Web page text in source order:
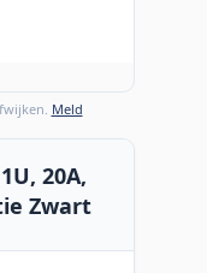
Meld
20A,
Zwart